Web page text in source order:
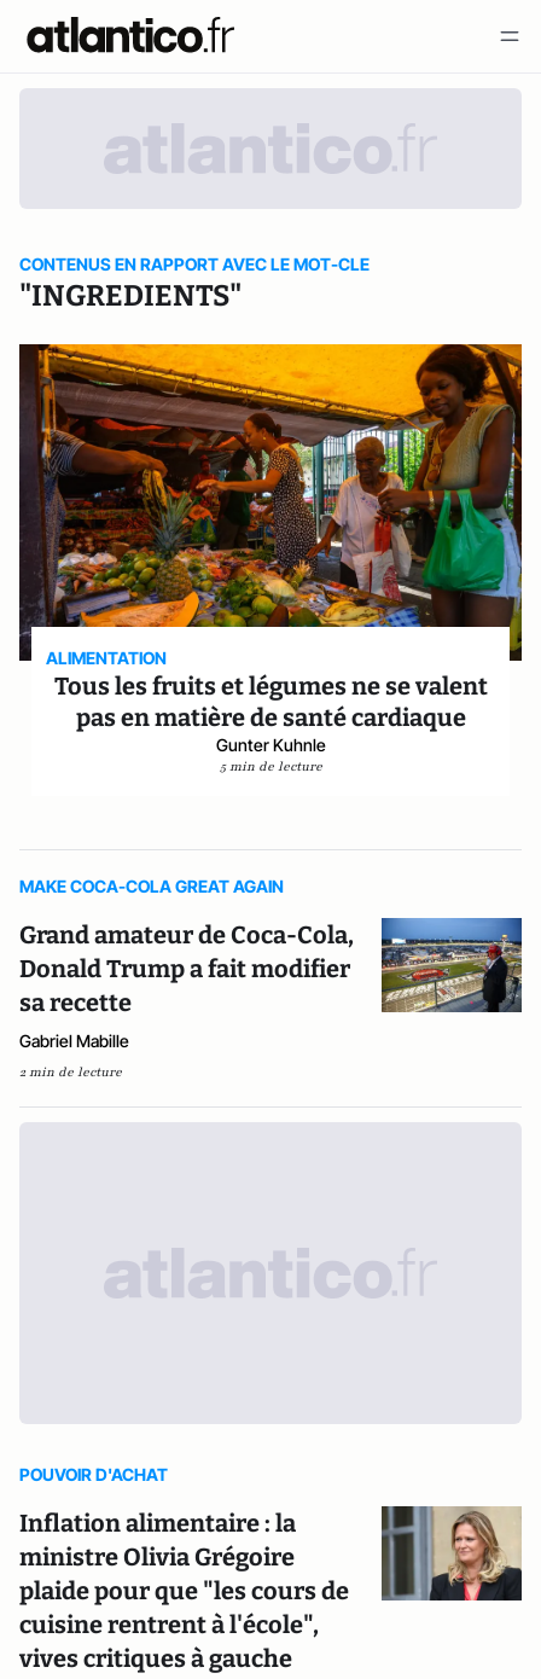
CONTENUS EN RAPPORT AVEC LE MOT-CLE
"INGREDIENTS"
ALIMENTATION
Tous les fruits et légumes ne se valent
pas en matière de santé cardiaque
Gunter Kuhnle
5 min de lecture
MAKE COCA-COLA GREAT AGAIN
Grand amateur de Coca-Cola,
Donald Trump a fait modifier
sa recette
Gabriel Mabille
2 min de lecture
POUVOIR D'ACHAT
Inflation alimentaire : la
ministre Olivia Grégoire
plaide pour que "les cours de
cuisine rentrent à l'école",
vives critiques à gauche